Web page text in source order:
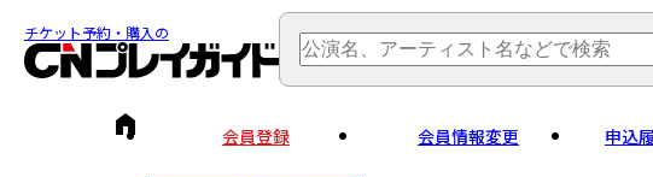
チケット予約・購入の
会員登録 会員情報変更 申込